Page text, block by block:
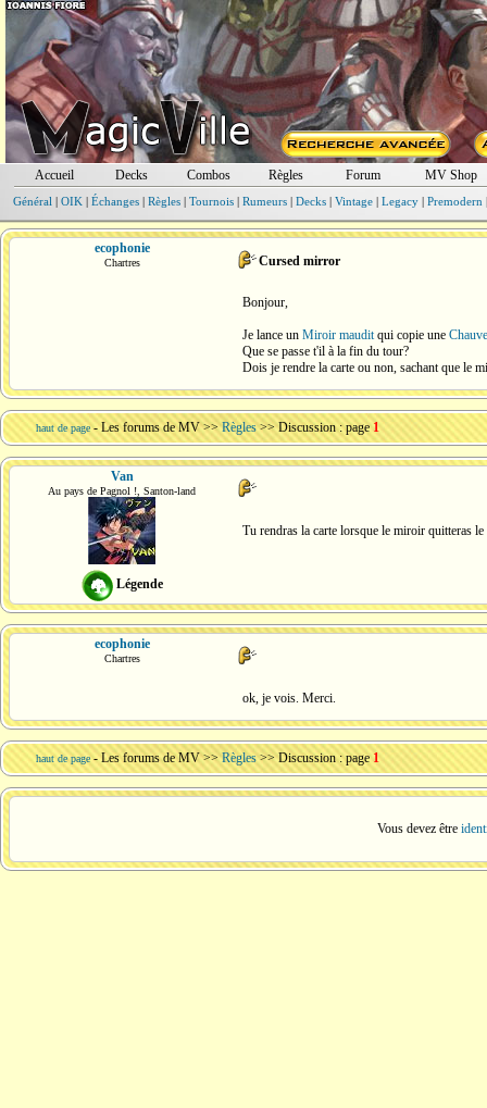
Accueil Decks Combos Règles Forum MV Shop
Général | OIK | Échanges| Règles| Tournois| Rumeurs| Decks| Vintage| Legacy| Premodern
ecophonie
Chartres Cursed mirror
Bonjour,
Je lance un Miroir mauditqui copie une
Que se passe t'il à la fin du tour?
Dois je rendre la carte ou non, sachant que le
haut de page -Les forums de MV>>Règles>> Discussion : page1
Van
Au pays de Pagnol !, Santon-land
Légende
Tu rendras la carte lorsque le miroir quitteras
ecophonie
Chartres
ok, je vois. Merci.
haut de page -Les forums de MV>>Règles>> Discussion : page1
Vous devez être